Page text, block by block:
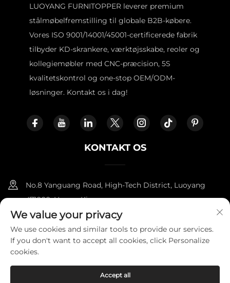
LUOYANG FURNITOPPER leverer premium
stålmøbelfremstilling til globale B2B-købere.
Vores ISO 9001/14001/45001-certificerede fabrik
tilbyder KD-skrankere, værktøjsskabe, reoler og
kollegiemøbler med CNC-præcision, 5S
kvalitetskontrol og one-stop OEM/ODM-
løsninger. Kontakt os i dag!
KONTAKT OS
No.8 Yanguang Road, High-Tech District, Luoyang
471000, Henan, Kina.
+86-18338800729
[email protected]
Copyright © 2025 af LUOYANG FURNITOPPER IMPORT AND
We value your privacy
We use cookies and similar tools to provide our services.
If you don't want to accept all cookies, click Personalize
cookies.
Accept all